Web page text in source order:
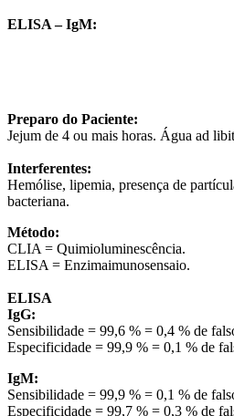
ELISA – IgM:
Preparo do Paciente:
Jejum de 4 ou mais horas. Água ad
Interferentes:
Hemólise, lipemia, presença de
bacteriana.
Método:
CLIA = Quimioluminescência.
ELISA = Enzimaimunosensaio.
ELISA
IgG:
Sensibilidade = 99,6 % = 0,4 % de
Especificidade = 99,9 % = 0,1 % de
IgM:
Sensibilidade = 99,9 % = 0,1 % de
Especificidade = 99,7 % = 0,3 % de